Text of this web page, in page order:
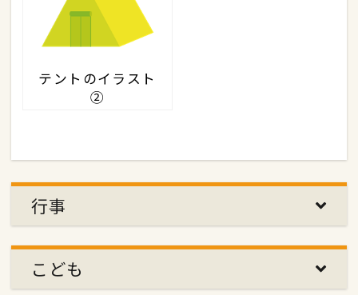
テントのイラスト
②
行事
こども